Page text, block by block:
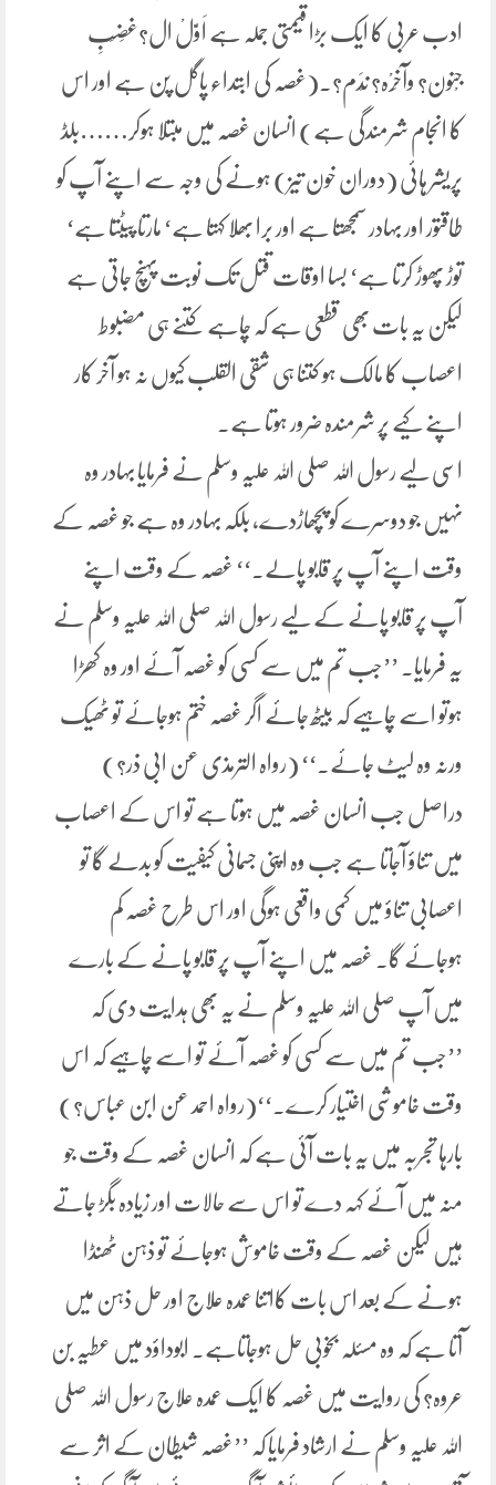
ادب عربی کا ایک بڑا قیمتی جملہ ہے اَوَّلْ ال?غَضَبِ
جْنون? وآخِرْہ? نَدَم?۔(غصہ کی ابتداء پاگل پن ہے اور اس
کا انجام شرمندگی ہے) انسان غصہ میں مبتلا ہوکر……بلڈ
پریشر ہائی (دوران خون تیز) ہونے کی وجہ سے اپنے آپ کو
طاقتور اور بہادر سمجھتا ہے اور برا بھلا کہتا ہے‘ مارتا پیٹتا ہے‘
توڑ پھوڑ کرتا ہے‘ بسا اوقات قتل تک نوبت پہنچ جاتی ہے
لیکن یہ بات بھی قطعی ہے کہ چاہے کتنے ہی مضبوط
اعصاب کا مالک ہو کتنا ہی شقی القلب کیوں نہ ہو آخر کار
اپنے کیے پر شرمندہ ضرور ہوتا ہے۔
اسی لیے رسول اللہ صلی اللہ علیہ وسلم نے فرمایا بہادر وہ
نہیں جو دوسرے کو پچھاڑدے، بلکہ بہادر وہ ہے جو غصہ کے
وقت اپنے آپ پر قابو پالے۔‘‘ غصہ کے وقت اپنے
آپ پر قابو پانے کے لیے رسول اللہ صلی اللہ علیہ وسلم نے
یہ فرمایا۔ ’’جب تم میں سے کسی کو غصہ آئے اور وہ کھڑا
ہوتو اسے چاہیے کہ بیٹھ جائے اگر غصہ ختم ہوجائے تو ٹھیک
ورنہ وہ لیٹ جائے۔‘‘ (رواہ الترمذی عن ابی ذر?)
دراصل جب انسان غصہ میں ہوتا ہے تو اس کے اعصاب
میں تناؤ آجاتا ہے جب وہ اپنی جسمانی کیفیت کو بدلے گا تو
اعصابی تناؤ میں کمی واقعی ہوگی اور اس طرح غصہ کم
ہوجائے گا۔ غصہ میں اپنے آپ پر قابو پانے کے بارے
میں آپ صلی اللہ علیہ وسلم نے یہ بھی ہدایت دی کہ
’’جب تم میں سے کسی کو غصہ آئے تو اسے چاہیے کہ اس
وقت خاموشی اختیار کرے۔‘‘(رواہ احمد عن ابن عباس?)
بارہا تجربہ میں یہ بات آئی ہے کہ انسان غصہ کے وقت جو
منہ میں آئے کہہ دے تو اس سے حالات اور زیادہ بگڑ جاتے
ہیں لیکن غصہ کے وقت خاموش ہوجائے تو ذہن ٹھنڈا
ہونے کے بعد اس بات کااتنا عمدہ علاج اور حل ذہن میں
آتا ہے کہ وہ مسئلہ بخوبی حل ہوجاتاہے۔ ابوداؤد میں عطیہ بن
عروہ? کی روایت میں غصہ کا ایک عمدہ علاج رسول اللہ صلی
اللہ علیہ وسلم نے ارشاد فرمایا کہ ’’غصہ شیطان کے اثر سے